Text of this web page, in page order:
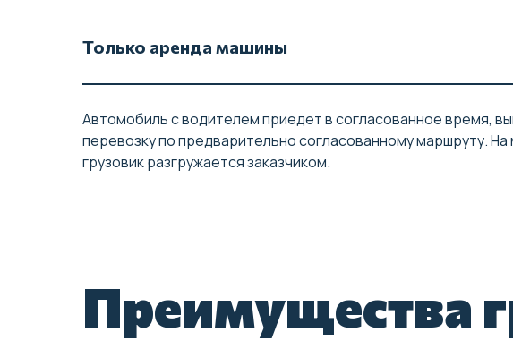
Только аренда машины
Автомобиль с водителем приедет в согласованное время,
перевозку по предварительно согласованному маршруту. На
грузовик разгружается заказчиком.
Преимущества